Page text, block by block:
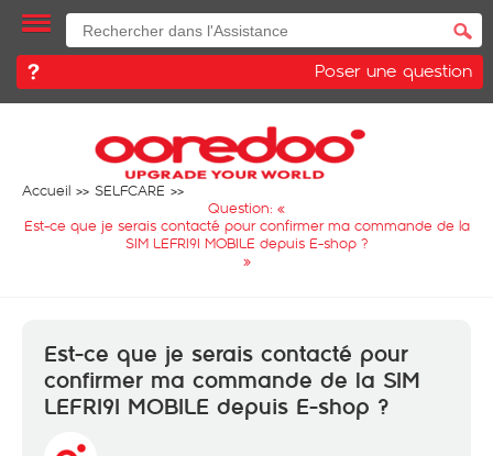
Poser une question
Accueil
SELFCARE
Question: «
Est-ce que je serais contacté pour confirmer ma commande de la
SIM LEFRI9I MOBILE depuis E-shop ?
»
Est-ce que je serais contacté pour
confirmer ma commande de la SIM
LEFRI9I MOBILE depuis E-shop ?